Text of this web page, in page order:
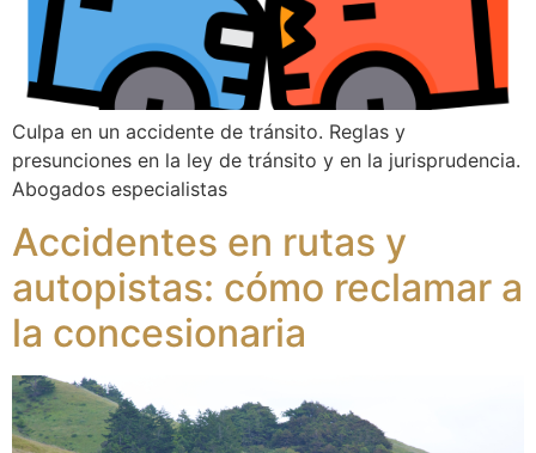
Culpa en un accidente de tránsito. Reglas y
presunciones en la ley de tránsito y en la jurisprudencia.
Abogados especialistas
Accidentes en rutas y
autopistas: cómo reclamar a
la concesionaria